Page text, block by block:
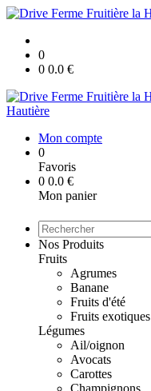
0
0 0.0 €
Hautière
Mon compte
0
Favoris
0 0.0 €
Mon panier
Nos Produits
Fruits
Agrumes
Banane
Fruits d'été
Fruits exotiques
Légumes
Ail/oignon
Avocats
Carottes
Champignons